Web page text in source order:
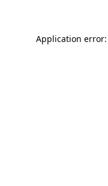
Application